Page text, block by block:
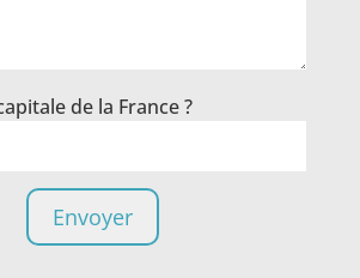
de la France ?